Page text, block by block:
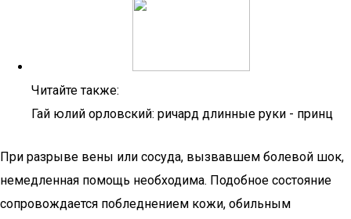
Читайте также:
Гай юлий орловский: ричард длинные руки - принц
При разрыве вены или сосуда, вызвавшем болевой шок,
немедленная помощь необходима. Подобное состояние
сопровождается побледнением кожи, обильным